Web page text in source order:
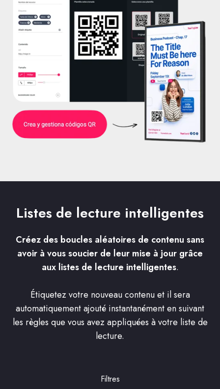
Listes de lecture intelligentes
Créez des boucles aléatoires de contenu sans
avoir à vous soucier de leur mise à jour grâce
aux listes de lecture intelligentes.
Étiquetez votre nouveau contenu et il sera
automatiquement ajouté instantanément en suivant
les règles que vous avez appliquées à votre liste de
lecture.
Filtres